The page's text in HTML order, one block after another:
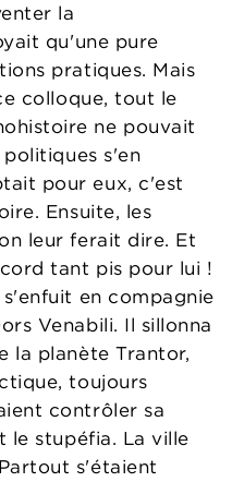
la
qu'une pure
pratiques. Mais
colloque, tout le
ne pouvait
s'en
pour eux, c'est
Ensuite, les
leur ferait dire. Et
tant pis pour lui !
en compagnie
Venabili. Il sillonna
la planète Trantor,
toujours
contrôler sa
le stupéfia. La ville
s'étaient